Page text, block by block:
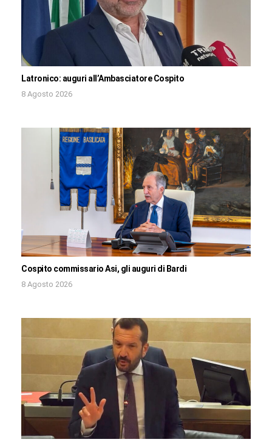
Latronico: auguri all’Ambasciatore Cospito
8 Agosto 2026
Cospito commissario Asi, gli auguri di Bardi
8 Agosto 2026